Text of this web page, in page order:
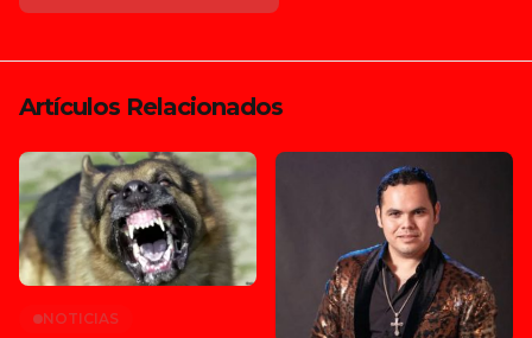
Artículos Relacionados
NOTICIAS